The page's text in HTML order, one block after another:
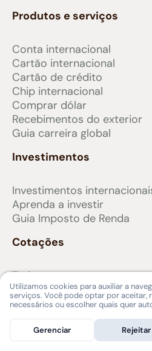
Produtos e serviços
Conta internacional
Cartão internacional
Cartão de crédito
Chip internacional
Comprar dólar
Recebimentos do exterior
Guia carreira global
Investimentos
Investimentos
Aprenda a investir
Guia Imposto de Renda
Cotações
Todas as cotações
Dólar Hoje
Euro Hoje
Libra Hoje
Peso Argentino Hoje
Utilizamos cookies para auxiliar a
serviços. Você pode optar por aceitar,
necessários ou escolher quais quer
Gerenciar Rejeitar